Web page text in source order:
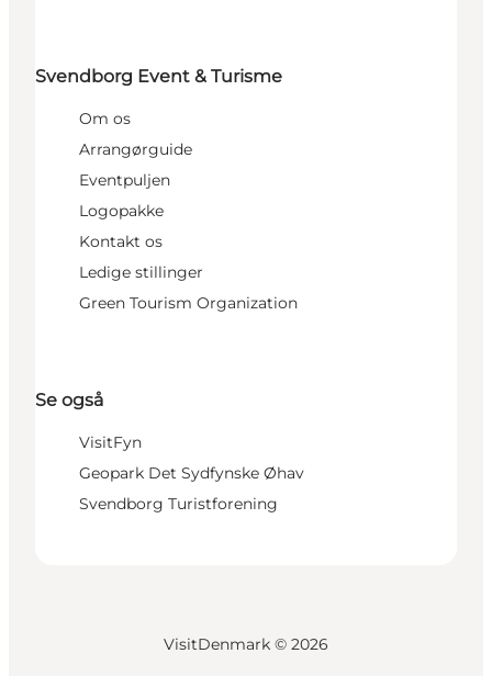
Svendborg Event & Turisme
Om os
Arrangørguide
Eventpuljen
Logopakke
Kontakt os
Ledige stillinger
Green Tourism Organization
Se også
VisitFyn
Geopark Det Sydfynske Øhav
Svendborg Turistforening
VisitDenmark © 2026